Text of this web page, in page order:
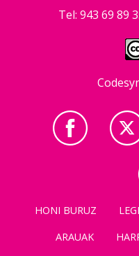
Tel: 943 69 89
HONI BURUZ
ARAUAK